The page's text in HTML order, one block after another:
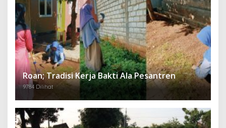
Roan; Tradisi Kerja Bakti Ala Pesantren
9784 Dilihat